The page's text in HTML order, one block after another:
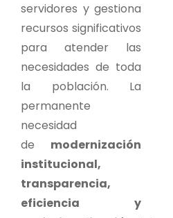
servidores y gestiona
recursos significativos
para atender las
necesidades de toda
la población. La
permanente
necesidad
de modernización
institucional,
transparencia,
eficiencia y